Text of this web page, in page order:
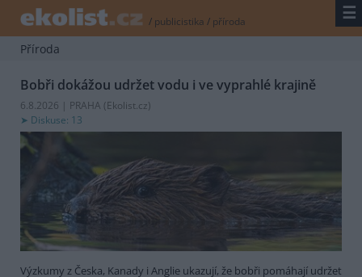
/ publicistika / příroda ☰
Příroda
Bobři dokážou udržet vodu i ve vyprahlé krajině
6.8.2026 | PRAHA (Ekolist.cz)
Diskuse: 13
Výzkumy z Česka, Kanady i Anglie ukazují, že bobři pomáhají udržet